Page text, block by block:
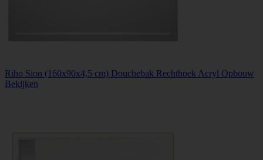
Riho Sion (160x90x4,5 cm) Douchebak Rechthoek Acryl Opbouw
Bekijken